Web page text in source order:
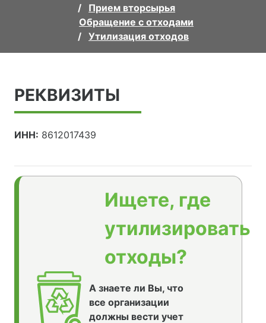
Прием вторсырья
Обращение с отходами
Утилизация отходов
РЕКВИЗИТЫ
ИНН: 8612017439
Ищете, где
утилизировать
отходы?
А знаете ли Вы, что
все организации
должны вести учет